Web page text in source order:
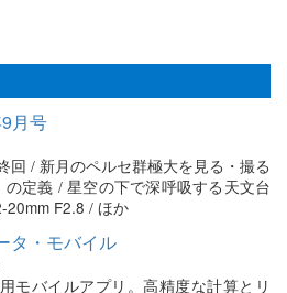
月号
回 / 新月のペルセ群極大を見る・撮る
定義 / 星空の下で深呼吸する天文台
20mm F2.8 / ほか
タ・モバイル
モバイルアプリ。高精度な計算とリ